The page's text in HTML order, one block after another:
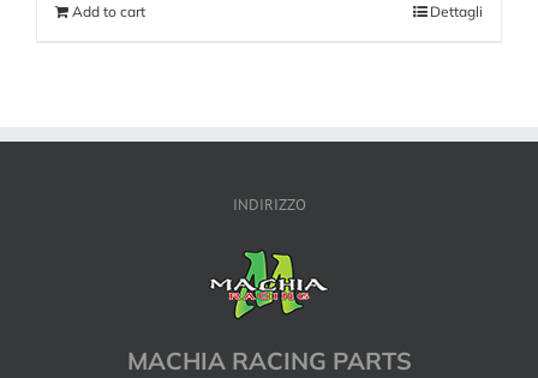
Add to cart Dettagli
INDIRIZZO
MACHIA RACING PARTS